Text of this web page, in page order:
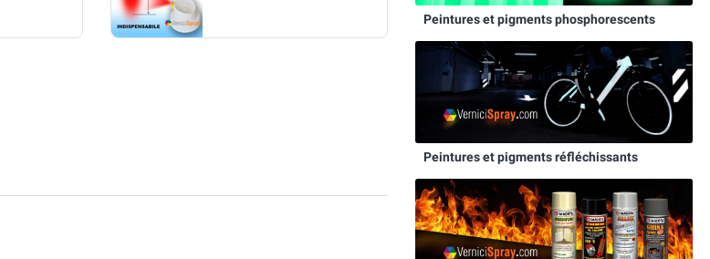
Peintures et pigments phosphorescents
Peintures et pigments réfléchissants